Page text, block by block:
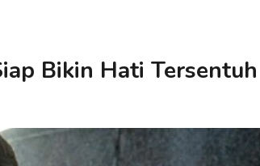
Bikin Hati Tersentuh